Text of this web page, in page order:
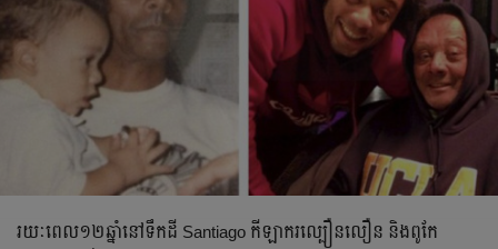
រយៈពេល១២ឆ្នាំនៅទឹកដី Santiago កីឡាករល្បឿនលឿន និងពូកែ